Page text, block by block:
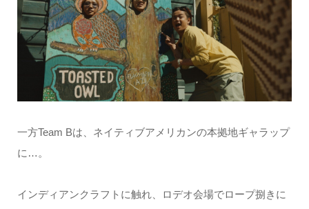
一方Team Bは、ネイティブアメリカンの本拠地ギャラップ
に…。
インディアンクラフトに触れ、ロデオ会場でロープ捌きに